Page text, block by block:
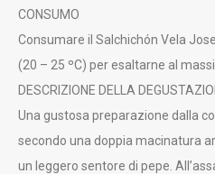
CONSUMO
Consumare il Salchichón Vela
(20 – 25 ºC) per esaltarne al
DESCRIZIONE DELLA
Una gustosa preparazione dalla
secondo una doppia macinatura
un leggero sentore di pepe.